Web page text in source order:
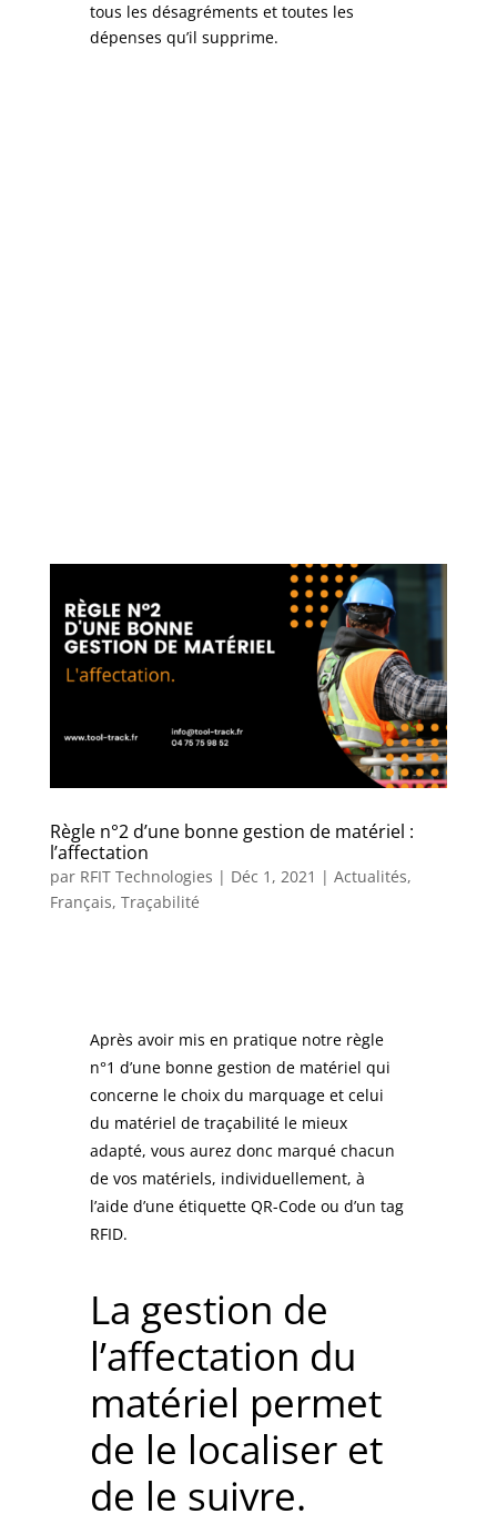
tous les désagréments et toutes les
dépenses qu’il supprime.
Règle n°2 d’une bonne gestion de matériel :
l’affectation
par RFIT Technologies | Déc 1, 2021 | Actualités,
Français, Traçabilité
Après avoir mis en pratique notre règle
n°1 d’une bonne gestion de matériel qui
concerne le choix du marquage et celui
du matériel de traçabilité le mieux
adapté, vous aurez donc marqué chacun
de vos matériels, individuellement, à
l’aide d’une étiquette QR-Code ou d’un tag
RFID.
La gestion de
l’affectation du
matériel permet
de le localiser et
de le suivre.